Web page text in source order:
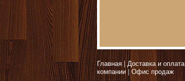
Главная Доставка и оплата
компании Офис продаж